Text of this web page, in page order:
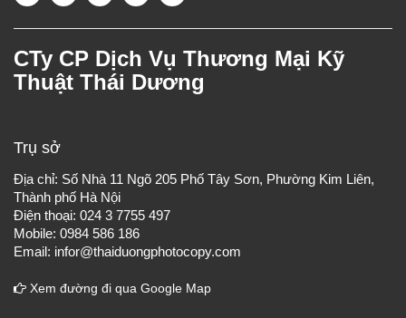
CTy CP Dịch Vụ Thương Mại Kỹ
Thuật Thái Dương
Trụ sở
Địa chỉ: Số Nhà 11 Ngõ 205 Phố Tây Sơn, Phường Kim Liên,
Thành phố Hà Nội
Điện thoại: 024 3 7755 497
Mobile: 0984 586 186
Email: infor@thaiduongphotocopy.com
Xem đường đi qua Google Map